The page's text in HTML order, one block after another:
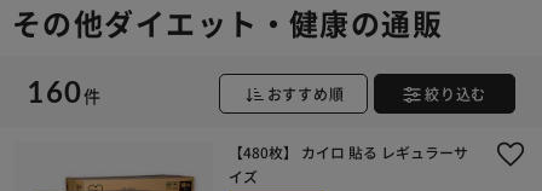
その他ダイエット・健康の通販
160件 おすすめ順 絞り込む
【480枚】 カイロ 貼る レギュラーサ
イズ